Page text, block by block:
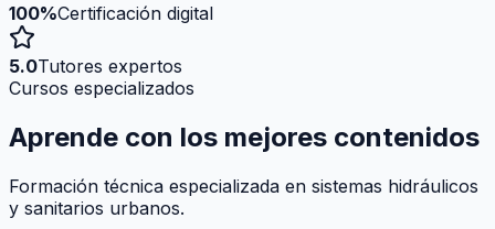
100%Certificación digital
5.0Tutores expertos
Cursos especializados
Aprende con los mejores contenidos
Formación técnica especializada en sistemas hidráulicos
y sanitarios urbanos.